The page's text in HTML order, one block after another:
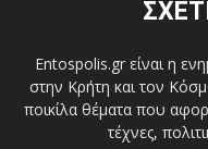
Entospolis.gr είναι η
στην Κρήτη και τον
ποικίλα θέματα που
τέχνες,